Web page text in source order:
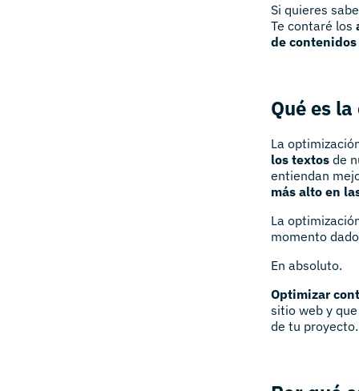
Si quieres
Te contaré los
de contenidos
Qué es
La
los textos de
entiendan
más alto en
La
momento
En absoluto.
Optimizar
sitio web y
de tu proyecto.